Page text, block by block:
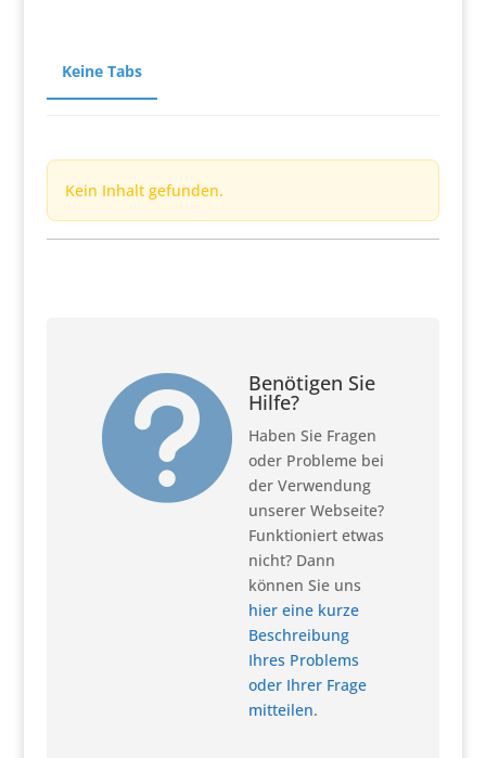
Keine Tabs
Kein Inhalt gefunden.
 Benötigen Sie
Hilfe?
Haben Sie Fragen
oder Probleme bei
der Verwendung
unserer Webseite?
Funktioniert etwas
nicht? Dann
können Sie uns
hier eine kurze
Beschreibung
Ihres Problems
oder Ihrer Frage
mitteilen.